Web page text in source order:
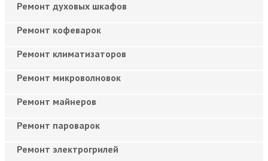
Ремонт духовых шкафов
Ремонт кофеварок
Ремонт климатизаторов
Ремонт микроволновок
Ремонт майнеров
Ремонт пароварок
Ремонт электрогрилей